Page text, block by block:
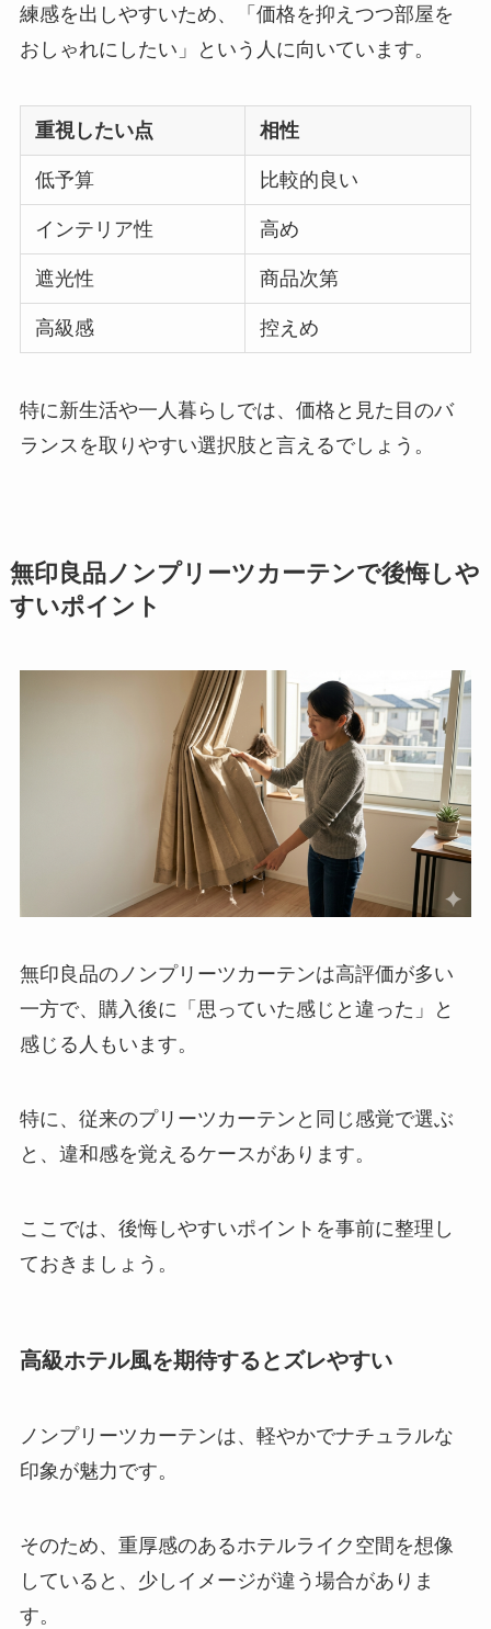
練感を出しやすいため、「価格を抑えつつ部屋を
おしゃれにしたい」という人に向いています。
重視したい点 相性
低予算 比較的良い
インテリア性 高め
遮光性 商品次第
高級感 控えめ
特に新生活や一人暮らしでは、価格と見た目のバ
ランスを取りやすい選択肢と言えるでしょう。
無印良品ノンプリーツカーテンで後悔しや
すいポイント
無印良品のノンプリーツカーテンは高評価が多い
一方で、購入後に「思っていた感じと違った」と
感じる人もいます。
特に、従来のプリーツカーテンと同じ感覚で選ぶ
と、違和感を覚えるケースがあります。
ここでは、後悔しやすいポイントを事前に整理し
ておきましょう。
高級ホテル風を期待するとズレやすい
ノンプリーツカーテンは、軽やかでナチュラルな
印象が魅力です。
そのため、重厚感のあるホテルライク空間を想像
していると、少しイメージが違う場合がありま
す。